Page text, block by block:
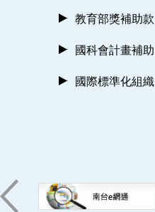
教育部獎補助款
國科會計畫補助
國際標準化組織